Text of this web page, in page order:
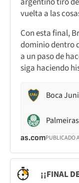
vuelta a las
Con esta final,
dominio dentro
a un paso de
siga haciendo
Boca
Palmeiras
as.comPUBLICADO
¡¡FINAL